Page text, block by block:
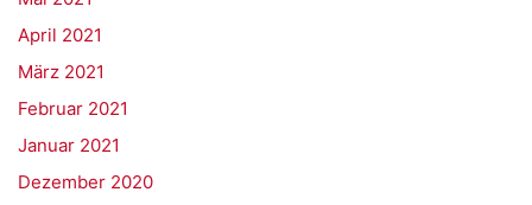
April 2021
März 2021
Februar 2021
Januar 2021
Dezember 2020